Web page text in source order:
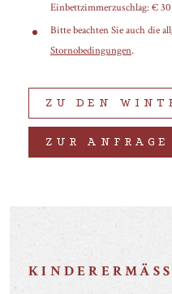
Einbettzimmerzuschlag: €
Bitte beachten Sie auch die
Stornobedingungen.
ZU DEN
ZUR ANFRAGE